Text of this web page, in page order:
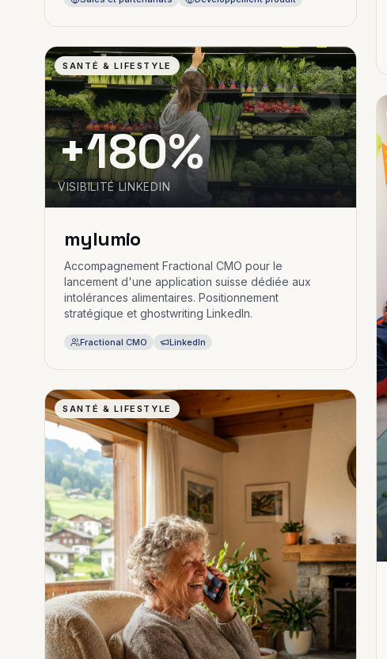
03
SANTÉ & LIFESTYLE
+180%
VISIBILITÉ LINKEDIN
mylumio
Accompagnement Fractional CMO pour le
lancement d'une application suisse dédiée aux
intolérances alimentaires. Positionnement
stratégique et ghostwriting LinkedIn.
Fractional CMO LinkedIn
SANTÉ & LIFESTYLE